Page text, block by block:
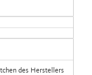
des Herstellers